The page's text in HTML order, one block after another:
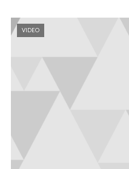
VIDEO